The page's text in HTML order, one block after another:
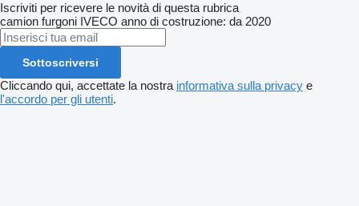
Iscriviti per ricevere le novità di questa rubrica
camion furgoni IVECO anno di costruzione: da 2020
Sottoscriversi
Cliccando qui, accettate la nostra informativa sulla privacy e
l'accordo per gli utenti.